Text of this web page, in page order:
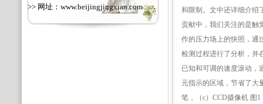
>> 网址： www.beijingjingxian.com
和限制。文中还详细介绍
贡献中，我们关注的是触
作的压力场上的快照，通
检测过程进行了分析，并
已知和可调的速度滚动，
元指示的区域，节省了大
笔，（c）CCD摄像机 图